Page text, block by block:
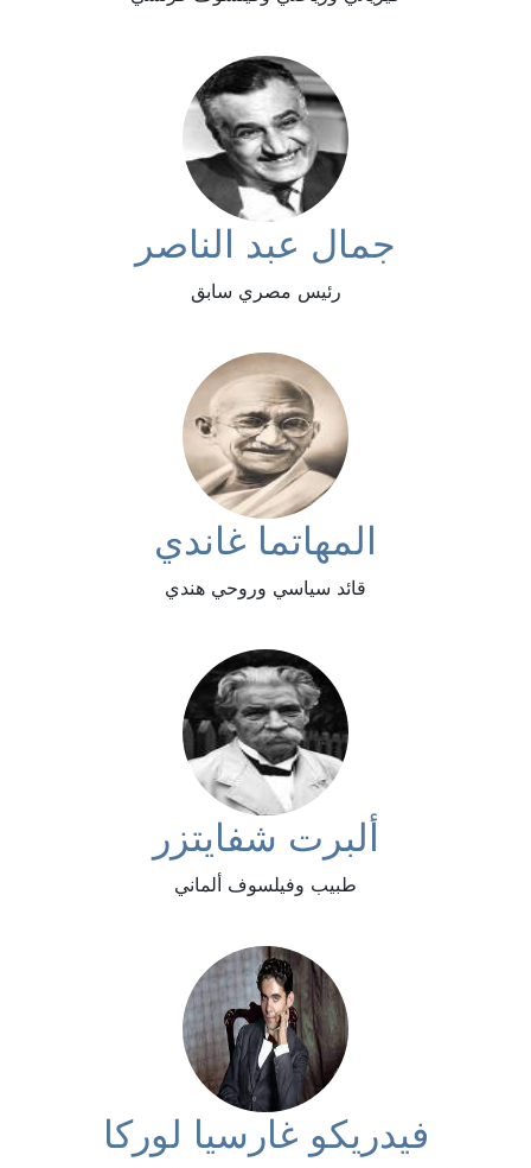
جمال عبد الناصر
رئيس مصري سابق
المهاتما غاندي
قائد سياسي وروحي هندي
ألبرت شفايتزر
طبيب وفيلسوف ألماني
فيدريكو غارسيا لوركا